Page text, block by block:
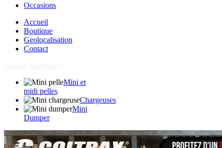
Occasions
Accueil
Boutique
Geolocalisation
Contact
Mini et
midi pelles
Chargeuses
Mini
Dumper